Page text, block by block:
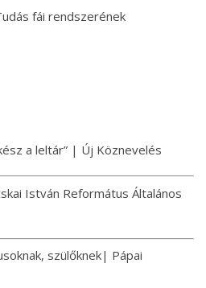
fái rendszerének
a leltár” | Új Köznevelés
István Református Általános
szülőknek| Pápai